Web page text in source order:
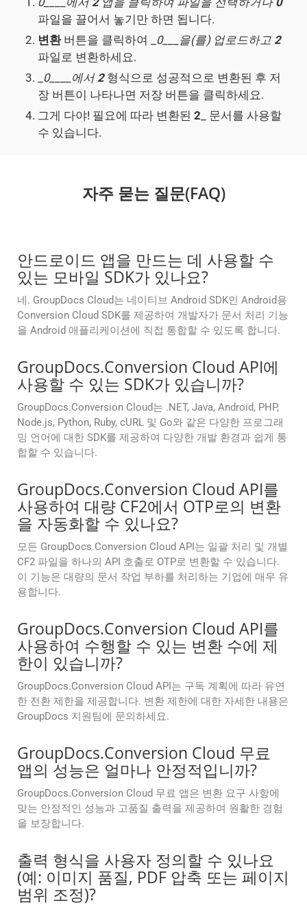
파일을 끌어서 놓기만 하면 됩니다.
변환버튼을 클릭하여 _ 0___을(를) 업로드하고 2
파일로 변환하세요.
0____에서 2형식으로 성공적으로 변환된 후 저
장 버튼이 나타나면 저장 버튼을 클릭하세요.
그게 다야! 필요에 따라 변환된 2 _ 문서를 사용할
수 있습니다.
자주 묻는 질문(FAQ)
안드로이드 앱을 만드는 데 사용할 수
있는 모바일 SDK가 있나요?
네. GroupDocs Cloud는 네이티브 Android SDK인 Android용
Conversion Cloud SDK를 제공하여 개발자가 문서 처리 기능
을 Android 애플리케이션에 직접 통합할 수 있도록 합니다.
GroupDocs.Conversion Cloud API에
사용할 수 있는 SDK가 있습니까?
GroupDocs.Conversion Cloud는 .NET, Java, Android, PHP,
Node.js, Python, Ruby, cURL 및 Go와 같은 다양한 프로그래
밍 언어에 대한 SDK를 제공하여 다양한 개발 환경과 쉽게 통
합할 수 있습니다.
GroupDocs.Conversion Cloud API를
사용하여 대량 CF2에서 OTP로의 변환
을 자동화할 수 있나요?
모든 GroupDocs.Conversion Cloud API는 일괄 처리 및 개별
CF2 파일을 하나의 API 호출로 OTP로 변환할 수 있습니다.
이 기능은 대량의 문서 작업 부하를 처리하는 기업에 매우 유
용합니다.
GroupDocs.Conversion Cloud API를
사용하여 수행할 수 있는 변환 수에 제
한이 있습니까?
GroupDocs.Conversion Cloud API는 구독 계획에 따라 유연
한 전환 제한을 제공합니다. 변환 제한에 대한 자세한 내용은
GroupDocs 지원팀에 문의하세요.
GroupDocs.Conversion Cloud 무료
앱의 성능은 얼마나 안정적입니까?
GroupDocs.Conversion Cloud 무료 앱은 변환 요구 사항에
맞는 안정적인 성능과 고품질 출력을 제공하여 원활한 경험
을 보장합니다.
출력 형식을 사용자 정의할 수 있나요
(예: 이미지 품질, PDF 압축 또는 페이지
범위 조정)?